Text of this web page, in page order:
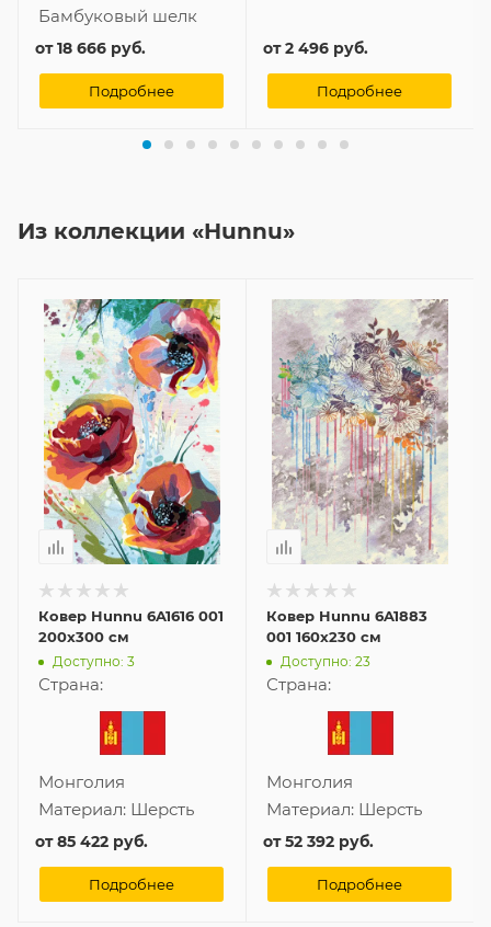
Бамбуковый шелк
от18 666 руб.
Подробнее
от2 496 руб.
Подробнее
Из коллекции «Hunnu»
Ковер Hunnu 6A1616 001
200x300 см
Доступно: 3
Страна:
Монголия
Материал: Шерсть
от85 422 руб.
Подробнее
Ковер Hunnu 6A1883
001 160x230 см
Доступно: 23
Страна:
Монголия
Материал: Шерсть
от52 392 руб.
Подробнее